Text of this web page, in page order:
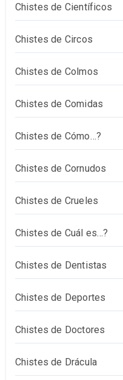
Chistes de Científicos
Chistes de Circos
Chistes de Colmos
Chistes de Comidas
Chistes de Cómo…?
Chistes de Cornudos
Chistes de Crueles
Chistes de Cuál es…?
Chistes de Dentistas
Chistes de Deportes
Chistes de Doctores
Chistes de Drácula